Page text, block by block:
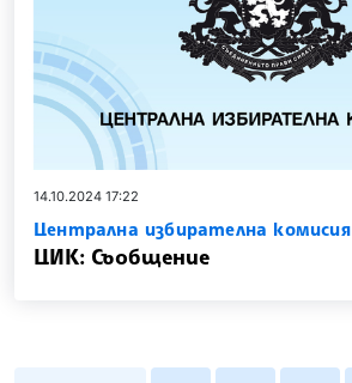
14.10.2024 17:22
Централна избирателна комисия
ЦИК: Съобщение